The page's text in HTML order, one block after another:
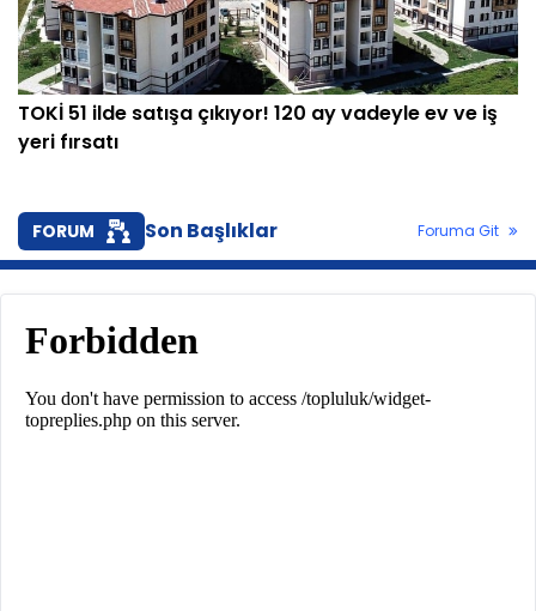
TOKİ 51 ilde satışa çıkıyor! 120 ay vadeyle ev ve iş
yeri fırsatı
FORUM Son Başlıklar Foruma Git